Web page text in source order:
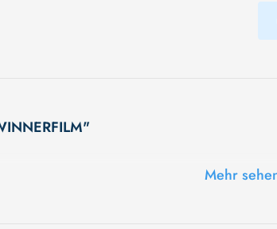
aus 15 Ländern. Fachjury, Jugendjury und
Mehr